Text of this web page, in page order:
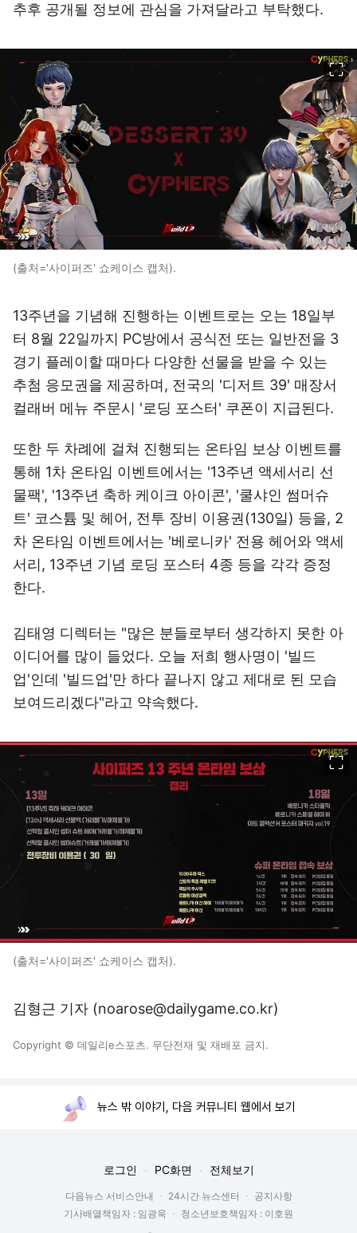
추후 공개될 정보에 관심을 가져달라고 부탁했다.
(출처='사이퍼즈' 쇼케이스 캡처).
13주년을 기념해 진행하는 이벤트로는 오는 18일부
터 8월 22일까지 PC방에서 공식전 또는 일반전을 3
경기 플레이할 때마다 다양한 선물을 받을 수 있는
추첨 응모권을 제공하며, 전국의 '디저트 39' 매장서
컬래버 메뉴 주문시 '로딩 포스터' 쿠폰이 지급된다.
또한 두 차례에 걸쳐 진행되는 온타임 보상 이벤트를
통해 1차 온타임 이벤트에서는 '13주년 액세서리 선
물팩', '13주년 축하 케이크 아이콘', '쿨샤인 썸머슈
트' 코스튬 및 헤어, 전투 장비 이용권(130일) 등을, 2
차 온타임 이벤트에서는 '베로니카' 전용 헤어와 액세
서리, 13주년 기념 로딩 포스터 4종 등을 각각 증정
한다.
김태영 디렉터는 "많은 분들로부터 생각하지 못한 아
이디어를 많이 들었다. 오늘 저희 행사명이 '빌드
업'인데 '빌드업'만 하다 끝나지 않고 제대로 된 모습
보여드리겠다"라고 약속했다.
(출처='사이퍼즈' 쇼케이스 캡처).
김형근 기자 (noarose@dailygame.co.kr)
Copyright © 데일리e스포츠. 무단전재 및 재배포 금지.
뉴스 밖 이야기, 다음 커뮤니티 웹에서 보기
로그인 PC화면 전체보기
다음뉴스 서비스안내 24시간 뉴스센터
공지사항
기사배열책임자 : 임광욱
청소년보호책임자 : 이호원